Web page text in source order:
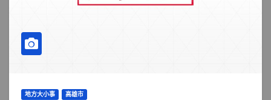
地方大小事 高雄市